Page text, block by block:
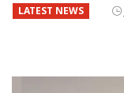
LATEST NEWS